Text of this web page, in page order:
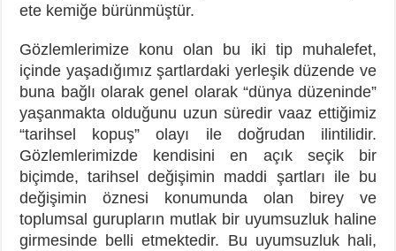
ete kemiğe bürünmüştür.
Gözlemlerimize konu olan bu iki tip muhalefet,
içinde yaşadığımız şartlardaki yerleşik düzende ve
buna bağlı olarak genel olarak “dünya düzeninde”
yaşanmakta olduğunu uzun süredir vaaz ettiğimiz
“tarihsel kopuş” olayı ile doğrudan ilintilidir.
Gözlemlerimizde kendisini en açık seçik bir
biçimde, tarihsel değişimin maddi şartları ile bu
değişimin öznesi konumunda olan birey ve
toplumsal gurupların mutlak bir uyumsuzluk haline
girmesinde belli etmektedir. Bu uyumsuzluk hali,